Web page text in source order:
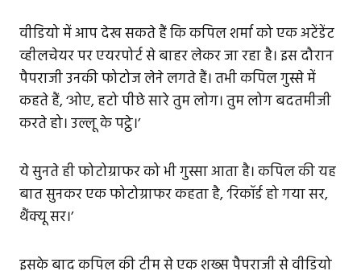
वीडियो में आप देख सकते हैं कि कपिल शर्मा को एक अटेंडेंट
व्हीलचेयर पर एयरपोर्ट से बाहर लेकर जा रहा है। इस दौरान
पैपराजी उनकी फोटोज लेने लगते हैं। तभी कपिल गुस्से में
कहते हैं, ‘ओए, हटो पीछे सारे तुम लोग। तुम लोग बदतमीजी
करते हो। उल्लू के पट्ठे।’
ये सुनते ही फोटोग्राफर को भी गुस्सा आता है। कपिल की यह
बात सुनकर एक फोटोग्राफर कहता है, ‘रिकॉर्ड हो गया सर,
थैंक्यू सर।’
इसके बाद कपिल की टीम से एक शख्स पैपराजी से वीडियो